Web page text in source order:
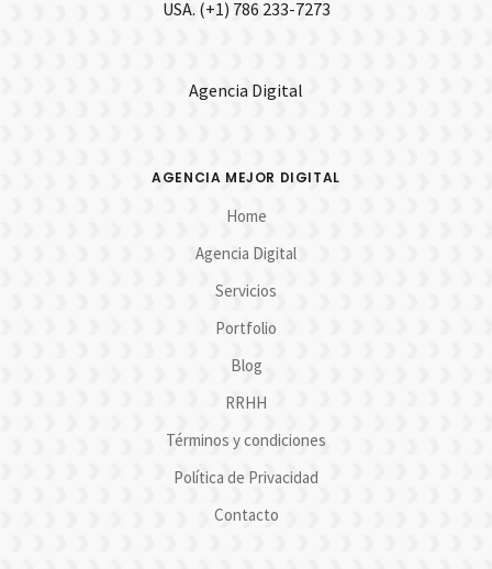
USA. (+1) 786 233-7273
Agencia Digital
AGENCIA MEJOR DIGITAL
Home
Agencia Digital
Servicios
Portfolio
Blog
RRHH
Términos y condiciones
Política de Privacidad
Contacto